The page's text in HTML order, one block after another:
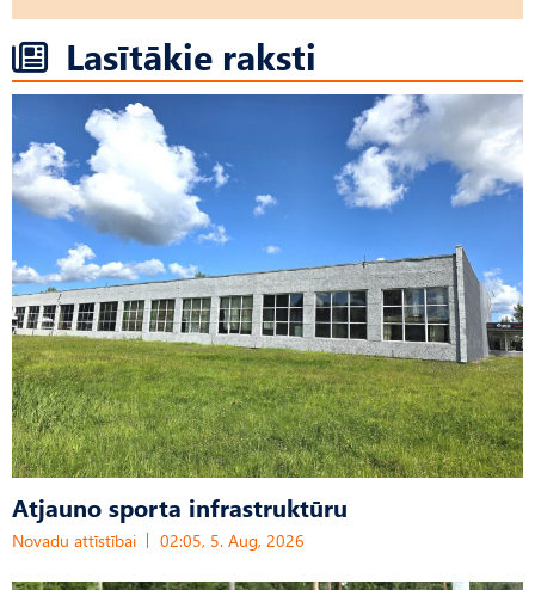
Lasītākie raksti
Atjauno sporta infrastruktūru
Novadu attīstībai 02:05, 5. Aug, 2026